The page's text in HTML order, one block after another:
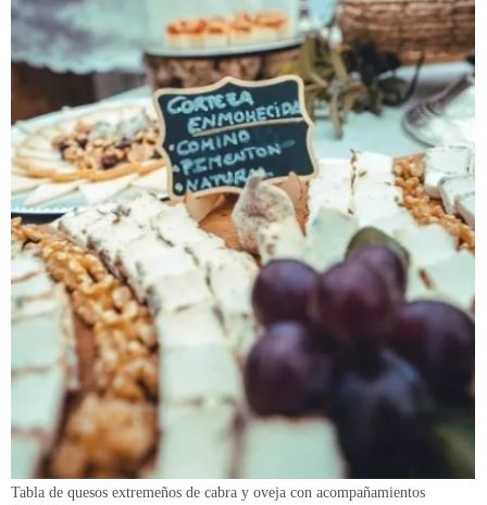
Tabla de quesos extremeños de cabra y oveja con acompañamientos